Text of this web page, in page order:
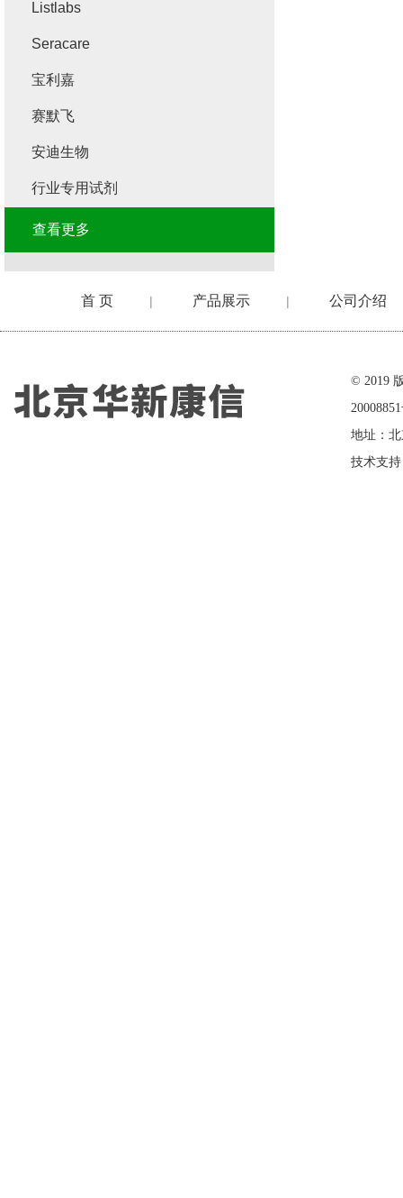
Listlabs
Seracare
宝利嘉
赛默飞
安迪生物
行业专用试剂
查看更多
首 页 | 产品展示 | 公司介绍
© 2019
地址：
技术支